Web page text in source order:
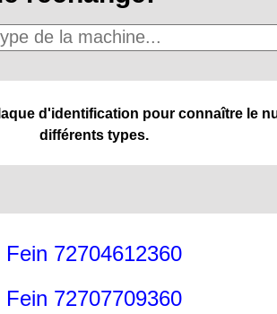
d'identification pour connaître le
différents types.
Fein 72704612360
Fein 72707709360